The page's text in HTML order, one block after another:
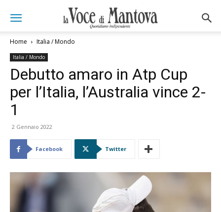
Home Italia / Mondo
Italia / Mondo
Debutto amaro in Atp Cup
per l’Italia, l’Australia vince 2-
1
2 Gennaio 2022
Facebook Twitter